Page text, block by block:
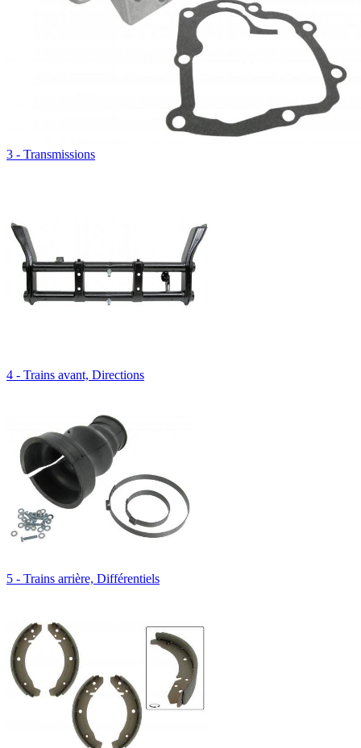
3 - Transmissions
4 - Trains avant, Directions
5 - Trains arrière, Différentiels